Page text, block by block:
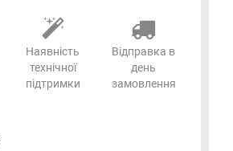
Наявність
технічної
підтримки
Відправка в
день
замовлення